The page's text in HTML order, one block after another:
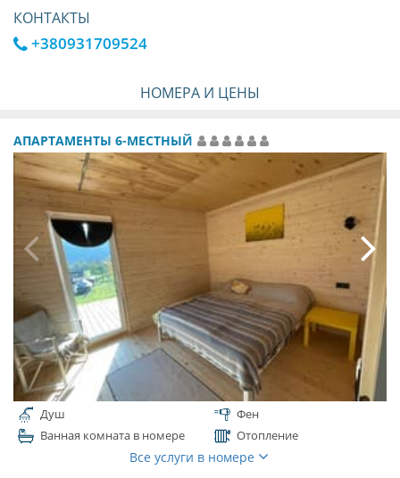
КОНТАКТЫ
+380931709524
НОМЕРА И ЦЕНЫ
АПАРТАМЕНТЫ 6-МЕСТНЫЙ
Душ
Фен
Ванная комната в номере
Отопление
Все услуги в номере